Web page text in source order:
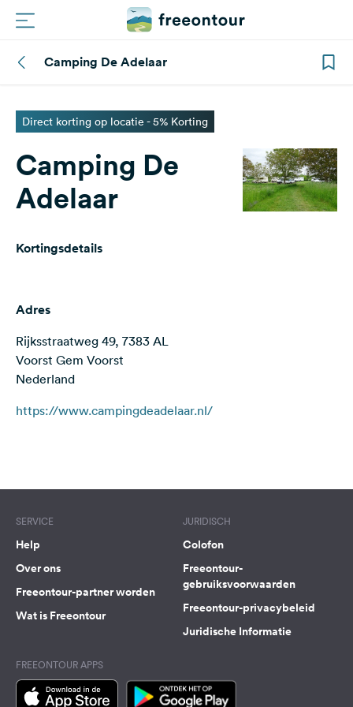
Routes
Campings
Magazine
Partners
Registreren
Vragen &
Feedback
Nederlands
media
Instagram
Camping De Adelaar
Direct korting op locatie - 5% Korting
Camping De
Adelaar
Kortingsdetails
Adres
Rijksstraatweg 49, 7383 AL
Voorst Gem Voorst
Nederland
https://www.campingdeadelaar.nl/
SERVICE
Help
Over ons
Freeontour-partner worden
Wat is Freeontour
JURIDISCH
Colofon
Freeontour-
gebruiksvoorwaarden
Freeontour-privacybeleid
Juridische Informatie
FREEONTOUR APPS